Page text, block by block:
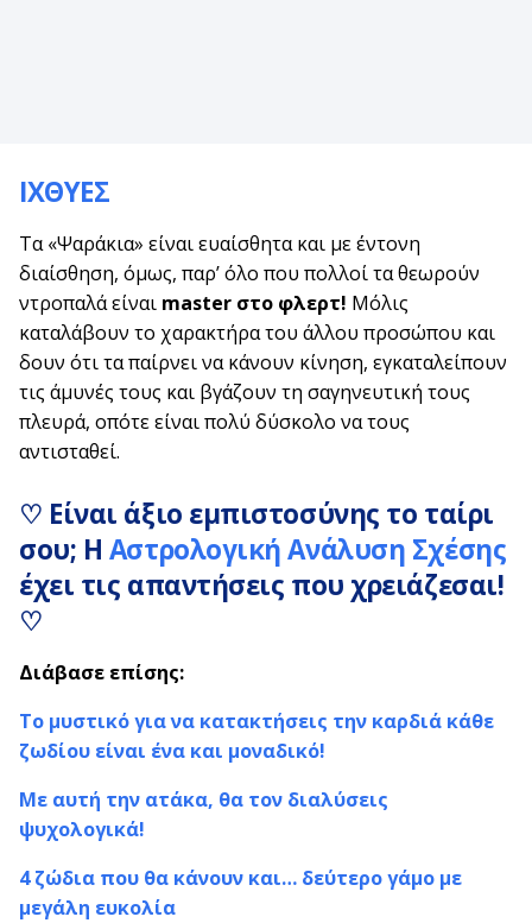
ΙΧΘΥΕΣ
Τα «Ψαράκια» είναι ευαίσθητα και με έντονη
διαίσθηση, όμως, παρ’ όλο που πολλοί τα θεωρούν
ντροπαλά είναι master στο φλερτ! Μόλις
καταλάβουν το χαρακτήρα του άλλου προσώπου και
δουν ότι τα παίρνει να κάνουν κίνηση, εγκαταλείπουν
τις άμυνές τους και βγάζουν τη σαγηνευτική τους
πλευρά, οπότε είναι πολύ δύσκολο να τους
αντισταθεί.
♡ Είναι άξιο εμπιστοσύνης το ταίρι
σου; Η Αστρολογική Ανάλυση Σχέσης
έχει τις απαντήσεις που χρειάζεσαι!
♡
Διάβασε επίσης:
Το μυστικό για να κατακτήσεις την καρδιά κάθε
ζωδίου είναι ένα και μοναδικό!
Με αυτή την ατάκα, θα τον διαλύσεις
ψυχολογικά!
4 ζώδια που θα κάνουν και… δεύτερο γάμο με
μεγάλη ευκολία